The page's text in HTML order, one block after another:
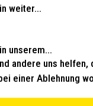
weiter...
unserem...
andere uns
einer Ablehnung